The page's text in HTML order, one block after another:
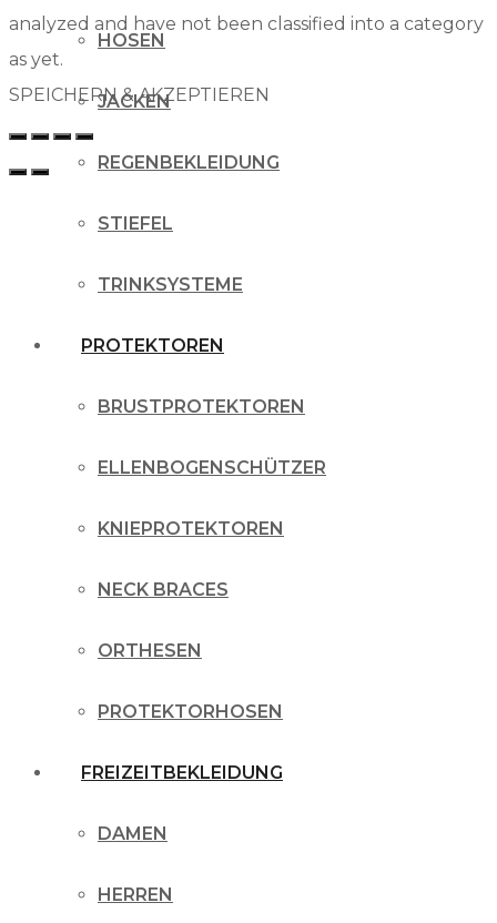
HOSEN
JACKEN
REGENBEKLEIDUNG
STIEFEL
TRINKSYSTEME
PROTEKTOREN
BRUSTPROTEKTOREN
ELLENBOGENSCHÜTZER
KNIEPROTEKTOREN
NECK BRACES
ORTHESEN
PROTEKTORHOSEN
FREIZEITBEKLEIDUNG
DAMEN
HERREN
analyzed and have not been classified into a category
as yet.
SPEICHERN & AKZEPTIEREN